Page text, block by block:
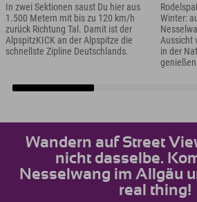
In zwei Sektionen saust Du hier aus
1.500 Metern mit bis zu 120 km/h
zurück Richtung Tal. Damit ist der
AlpspitzKICK an der Alpspitze die
schnellste Zipline Deutschlands.
Winter:
Aussicht
in der
genießen.
Wandern auf Street
nicht dasselbe.
Nesselwang im Allgäu
real thing!